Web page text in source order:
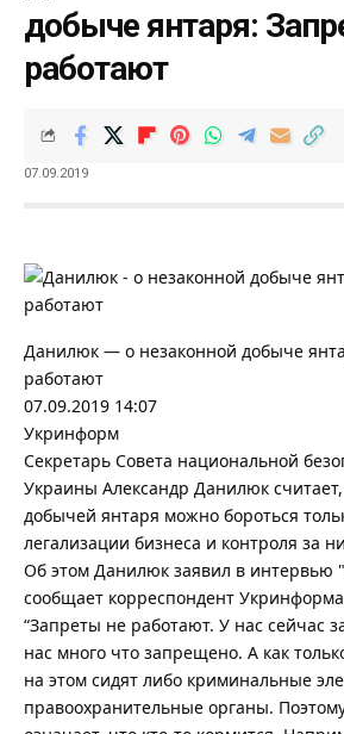
добыче янтаря:
работают
07.09.2019
Данилюк — о незаконной добыче
работают
07.09.2019 14:07
Укринформ
Секретарь Совета национальной
Украины Александр Данилюк
добычей янтаря можно бороться
легализации бизнеса и контроля за
Об этом Данилюк заявил в интервью
сообщает корреспондент
“Запреты не работают. У нас сейчас
нас много что запрещено. А как
на этом сидят либо криминальные
правоохранительные органы.